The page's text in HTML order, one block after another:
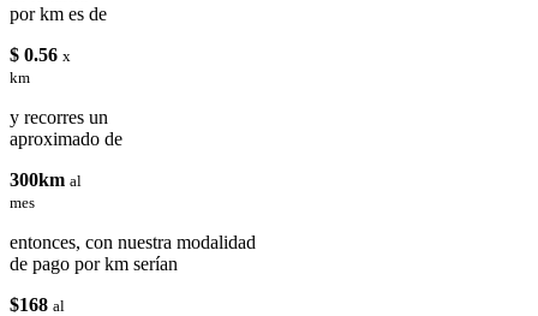
por km es de
$ 0.56 x
km
y recorres un
aproximado de
300km al
mes
entonces, con nuestra modalidad
de pago por km serían
$168 al